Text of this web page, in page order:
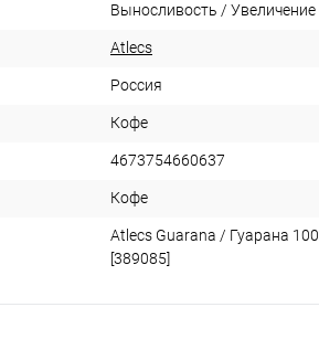
Выносливость /
Atlecs
Россия
Кофе
4673754660637
Кофе
Atlecs Guarana / Гуарана
[389085]